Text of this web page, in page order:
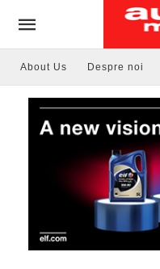
About Us Despre noi